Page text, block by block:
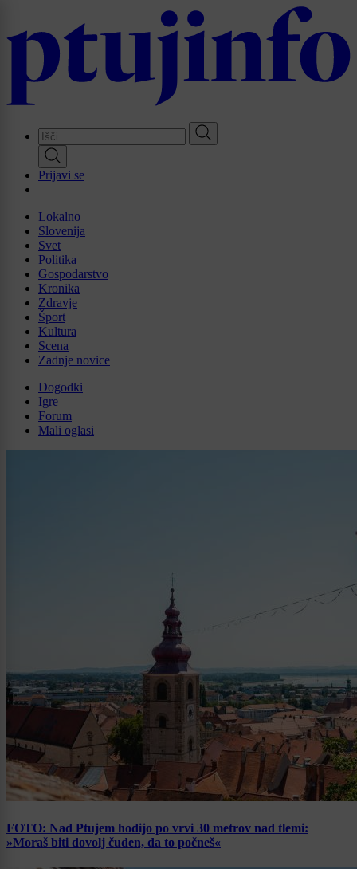
main
Prijavi se
Lokalno
Slovenija
Svet
Politika
Gospodarstvo
Kronika
Zdravje
Šport
Kultura
Scena
Zadnje novice
Dogodki
Igre
Forum
Mali oglasi
FOTO: Nad Ptujem hodijo po vrvi 30 metrov nad tlemi:
»Moraš biti dovolj čuden, da to počneš«